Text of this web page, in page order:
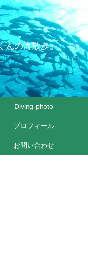
んの海散歩』
Diving-photo
プロフィール
お問い合わせ